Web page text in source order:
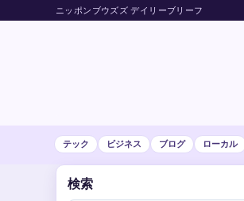
ニッポンブウズズ デイリーブリーフ
テック ビジネス ブログ ローカル
検索